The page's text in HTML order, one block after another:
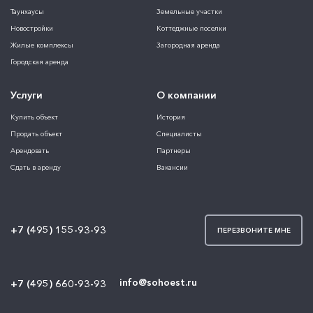
Таунхаусы
Новостройки
Жилые комплексы
Городская аренда
Земельные участки
Коттеджные поселки
Загородная аренда
Услуги
Купить объект
Продать объект
Арендовать
Сдать в аренду
О компании
История
Специалисты
Партнеры
Вакансии
+7 (495) 155-93-93 ПЕРЕЗВОНИТЕ МНЕ
+7 (495) 660-93-93 info@sohoest.ru